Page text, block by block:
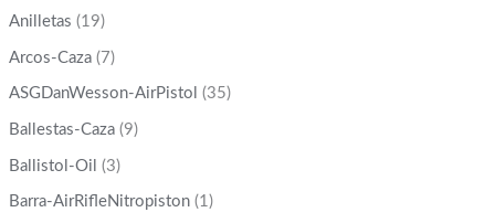
Anilletas (19)
Arcos-Caza (7)
ASGDanWesson-AirPistol (35)
Ballestas-Caza (9)
Ballistol-Oil (3)
Barra-AirRifleNitropiston (1)